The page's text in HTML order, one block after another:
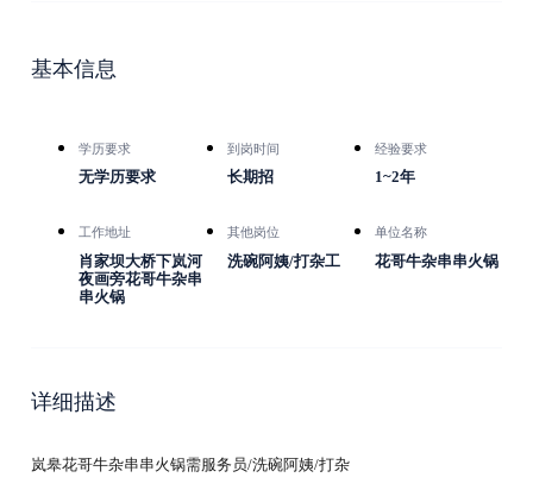
基本信息
学历要求
无学历要求
到岗时间
长期招
经验要求
1~2年
工作地址
肖家坝大桥下岚河
夜画旁花哥牛杂串
串火锅
其他岗位
洗碗阿姨/打杂工
单位名称
花哥牛杂串串火锅
详细描述
岚皋花哥牛杂串串火锅需服务员/洗碗阿姨/打杂